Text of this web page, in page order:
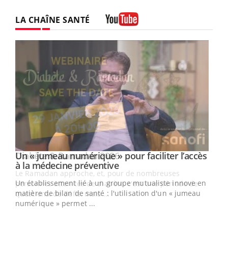
LA CHAÎNE SANTÉ
Youtube
Un « jumeau numérique » pour faciliter l’accès
à la médecine préventiveYoutube
Un établissement lié à un groupe mutualiste innove en
matière de bilan de santé : l'utilisation d'un « jumeau
numérique » permet ...